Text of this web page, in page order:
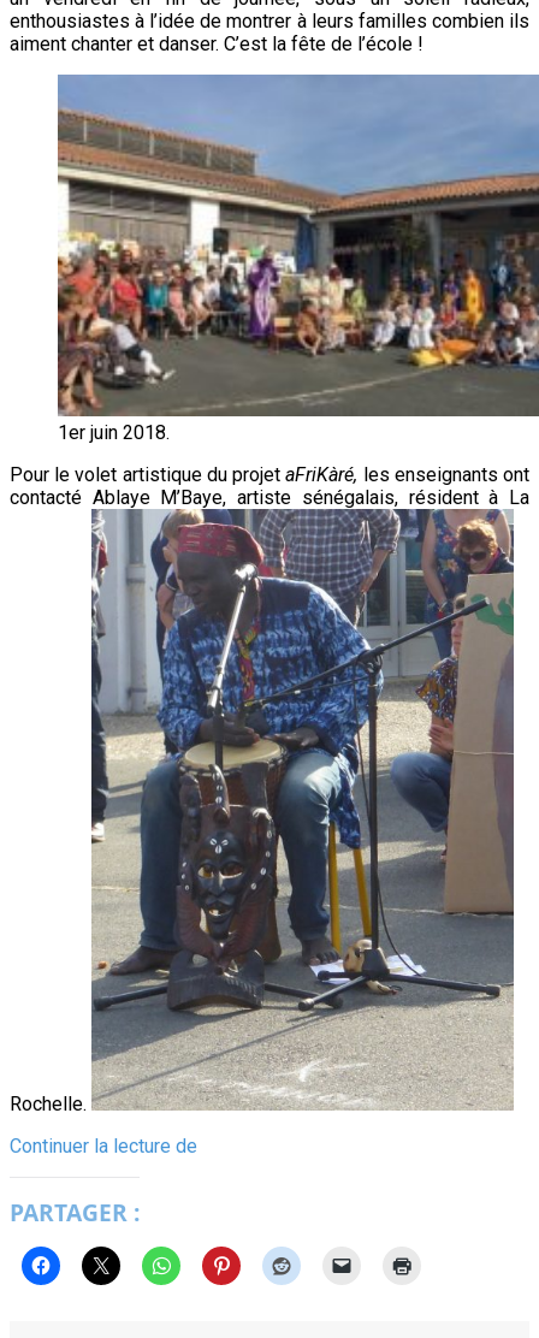
enthousiastes à l’idée de montrer à leurs familles combien ils
aiment chanter et danser. C’est la fête de l’école !
1er juin 2018.
Pour le volet artistique du projetaFriKàré, les enseignants ont
contacté Ablaye M’Baye, artiste sénégalais, résident à La
Rochelle.
Continuer la lecture de
PARTAGER :